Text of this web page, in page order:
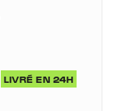
LIVRÉ EN 24H